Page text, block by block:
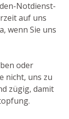
Notdienst-
auf uns
wenn Sie uns
oder
nicht, uns zu
zügig, damit